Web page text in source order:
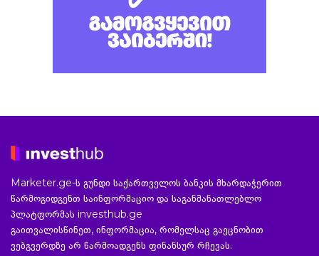
Marketer.ge-ს გუნდი საქართველოს ბანკის მხარდაჭერით
წარმოგიდგენთ საინფორმაციო და საგანმანათლებლო
პლატფორმას investhub.ge
გაითვალისწინეთ, ინფორმაცია, რომელსაც გაეცნობით
ვებგვერდზე არ წარმოადგენს ფინანსურ რჩევას.